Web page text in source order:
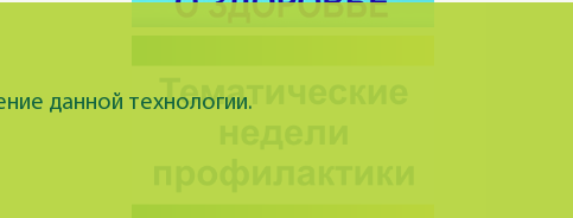
данной технологии.